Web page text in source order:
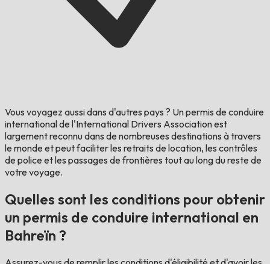
Vous voyagez aussi dans d'autres pays ? Un permis de conduire
international de l'International Drivers Association est
largement reconnu dans de nombreuses destinations à travers
le monde et peut faciliter les retraits de location, les contrôles
de police et les passages de frontières tout au long du reste de
votre voyage.
Quelles sont les conditions pour obtenir
un permis de conduire international en
Bahreïn ?